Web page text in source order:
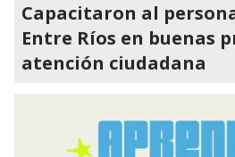
Capacitaron al
Entre Ríos en buenas
atención ciudadana